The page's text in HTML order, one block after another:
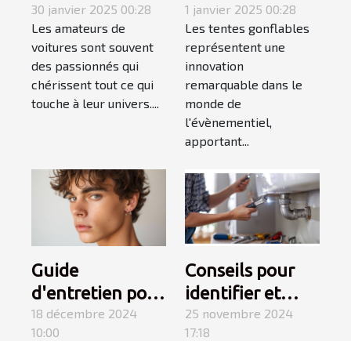
automobile
parfait pour les
passionnés de
voitures
30 janvier 2025 00:28
Les amateurs de
voitures sont souvent
des passionnés qui
chérissent tout ce qui
touche à leur univers....
gonflables
transforment
l'impact visuel
des évènements
1 janvier 2025 00:28
Les tentes gonflables
représentent une
innovation
remarquable dans le
monde de
l'évènementiel,
apportant...
Guide
d'entretien pour
boucles
18 décembre 2024
10:00
Conseils pour
identifier et
réparer les
25 novembre 2024
17:18